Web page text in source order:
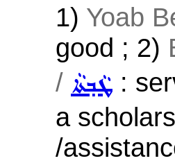
1) Yoab
good ; 2)
/ ܛܵܒ݂ܬܵܐ :
a
/